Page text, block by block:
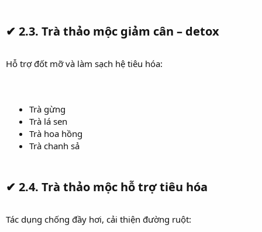
✔ 2.3. Trà thảo mộc giảm cân – detox
Hỗ trợ đốt mỡ và làm sạch hệ tiêu hóa:
Trà gừng
Trà lá sen
Trà hoa hồng
Trà chanh sả
✔ 2.4. Trà thảo mộc hỗ trợ tiêu hóa
Tác dụng chống đầy hơi, cải thiện đường ruột: